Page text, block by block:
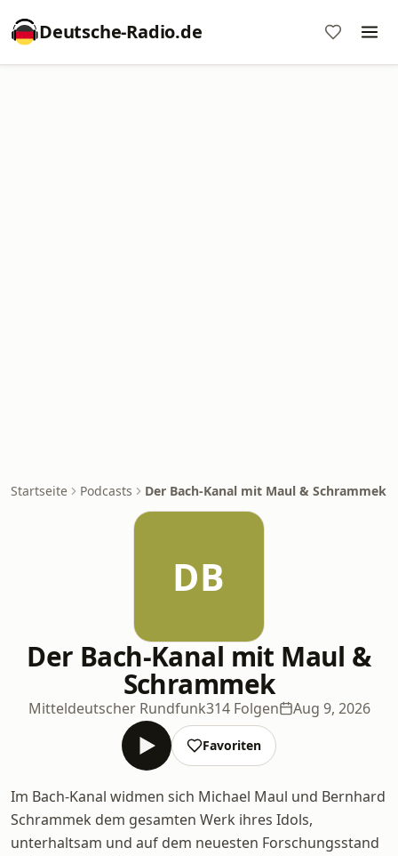
Deutsche-Radio.de
Startseite Podcasts Der Bach-Kanal mit Maul & Schrammek
DB
Der Bach-Kanal mit Maul &
Schrammek
Mitteldeutscher Rundfunk314 Folgen Aug 9, 2026
Favoriten
Im Bach-Kanal widmen sich Michael Maul und Bernhard
Schrammek dem gesamten Werk ihres Idols,
unterhaltsam und auf dem neuesten Forschungsstand